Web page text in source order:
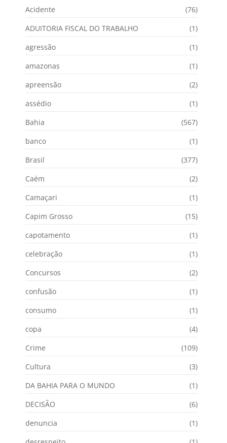
Acidente
(76)
ADUITORIA FISCAL DO TRABALHO
(1)
agressão
(1)
amazonas
(1)
apreensão
(2)
assédio
(1)
Bahia
(567)
banco
(1)
Brasil
(377)
Caém
(2)
Camaçari
(1)
Capim Grosso
(15)
capotamento
(1)
celebração
(1)
Concursos
(2)
confusão
(1)
consumo
(1)
copa
(4)
Crime
(109)
Cultura
(3)
DA BAHIA PARA O MUNDO
(1)
DECISÃO
(6)
denuncia
(1)